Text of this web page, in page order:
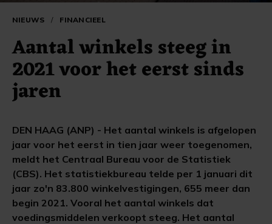
NIEUWS / FINANCIEEL
Aantal winkels steeg in
2021 voor het eerst sinds
jaren
DEN HAAG (ANP) - Het aantal winkels is afgelopen
jaar voor het eerst in tien jaar weer toegenomen,
meldt het Centraal Bureau voor de Statistiek
(CBS). Het statistiekbureau telde per 1 januari dit
jaar zo'n 83.800 winkelvestigingen, 655 meer dan
begin 2021. Vooral het aantal winkels dat
voedingsmiddelen verkoopt steeg. Het aantal